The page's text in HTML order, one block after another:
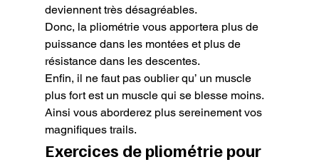
deviennent très désagréables.
Donc, la pliométrie vous apportera plus de
puissance dans les montées et plus de
résistance dans les descentes.
Enfin, il ne faut pas oublier qu’ un muscle
plus fort est un muscle qui se blesse moins.
Ainsi vous aborderez plus sereinement vos
magnifiques trails.
Exercices de pliométrie pour